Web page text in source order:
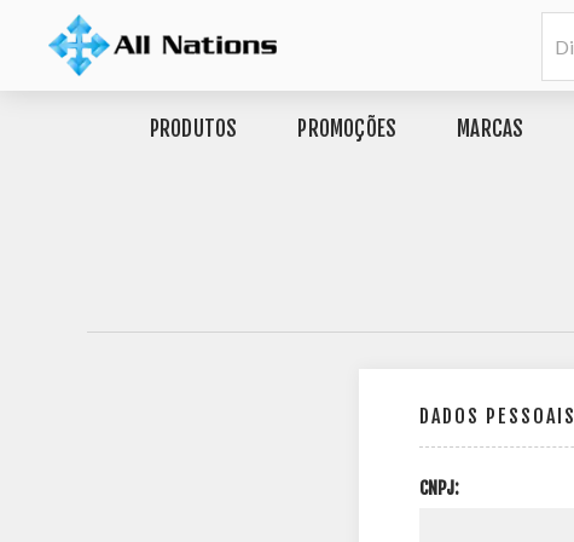
PRODUTOS PROMOÇÕES MARCAS
DADOS PESSOAIS
CNPJ: